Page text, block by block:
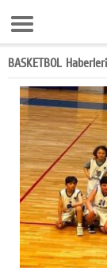
8 Ağustos 2026
Anasayfa
Foto
Gazeteler
Video
Gündem
Ekonomi
Yaşam
BASKETBOL Haberleri